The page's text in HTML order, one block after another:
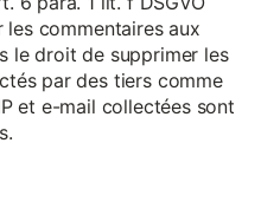
commentaires aux
le droit de supprimer les
par des tiers comme
et e-mail collectées sont